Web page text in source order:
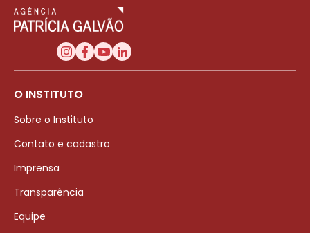
O INSTITUTO
Sobre o Instituto
Contato e cadastro
Imprensa
Transparência
Equipe